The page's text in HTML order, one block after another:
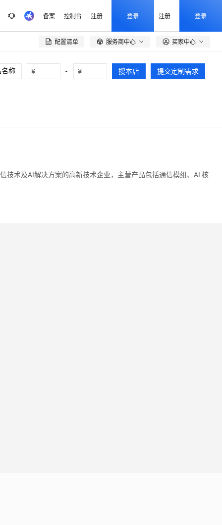
备案 控制台 注册 登录 注册 登录
配置清单  服务商中心 买家中心
¥ - ¥ 搜本店 提交定制需求
技术及AI解决方案的高新技术企业，主营产品包括通信模组、AI 核